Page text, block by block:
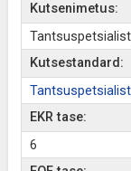
Kutsenimetus:
Kutsestandard:
EKR tase:
6